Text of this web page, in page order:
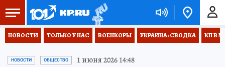
НОВОСТИ ТОЛЬКО У НАС ВОЕНКОРЫ УКРАИНА: СВОДКА КП В
НОВОСТИ ОБЩЕСТВО 1 июня 2026 14:48